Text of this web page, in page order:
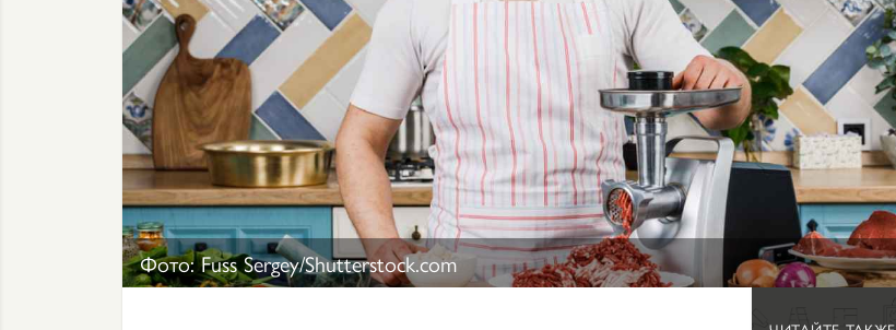
Фото: Fuss Sergey/Shutterstock.com